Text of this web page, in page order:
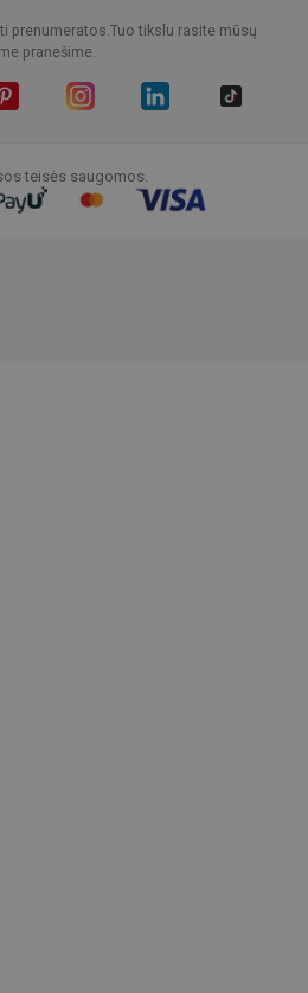
prenumeratos.Tuo tikslu rasite mūsų
pranešime.
teisės saugomos.